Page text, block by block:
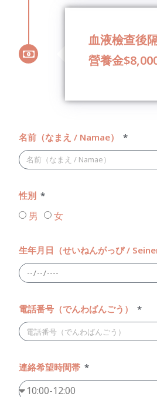
血液檢查後
營養金
名前（なまえ / Namae）
性別
男 女
生年月日（せいねんがっぴ /
電話番号（でんわばんごう）
連絡希望時間帯